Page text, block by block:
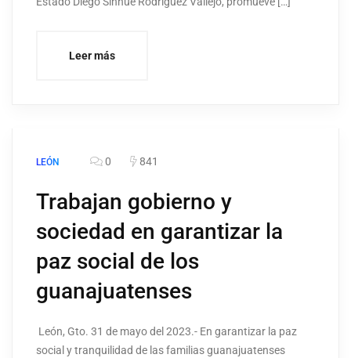
Leer más
LEÓN 0 841
Trabajan gobierno y
sociedad en garantizar la
paz social de los
guanajuatenses
León, Gto. 31 de mayo del 2023.- En garantizar la paz
social y tranquilidad de las familias guanajuatenses